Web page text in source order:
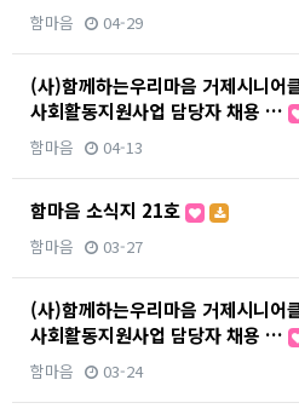
함마음 04-29
(사)함께하는우리마음 거제시니어
사회활동지원사업 담당자 채용 …
함마음 04-13
함마음 소식지 21호
함마음 03-27
(사)함께하는우리마음 거제시니어
사회활동지원사업 담당자 채용 …
함마음 03-24